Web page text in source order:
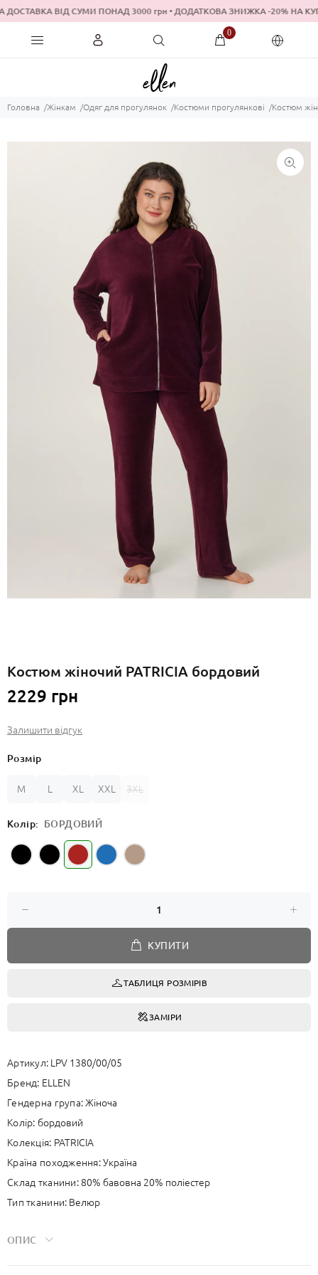
ДОСТАВКА ВІД СУМИ ПОНАД 3000 грн • ДОДАТКОВА ЗНИЖКА -20%
0
Головна Жінкам Одяг для прогулянок Костюми прогулянкові Костюм
Костюм жіночий PATRICIA бордовий
2229 грн
Залишити відгук
Розмір
M L XL XXL 3XL
Колір: БОРДОВИЙ
КУПИТИ
ТАБЛИЦЯ РОЗМІРІВ
ЗАМIРИ
Артикул: LPV 1380/00/05
Бренд: ELLEN
Гендерна група:Жіноча
Колір: бордовий
Колекція: PATRICIA
Країна походження:Україна
Склад тканини:80% бавовна 20% поліестер
Тип тканини: Велюр
ОПИС